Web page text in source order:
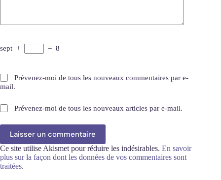
sept + = 8
Prévenez-moi de tous les nouveaux commentaires par e-
mail.
Prévenez-moi de tous les nouveaux articles par e-mail.
Laisser un commentaire
Ce site utilise Akismet pour réduire les indésirables. En savoir
plus sur la façon dont les données de vos commentaires sont
traitées.